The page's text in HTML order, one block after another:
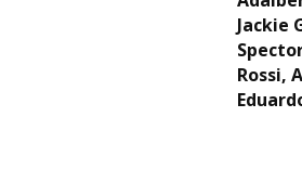
Jackie
Rossi,